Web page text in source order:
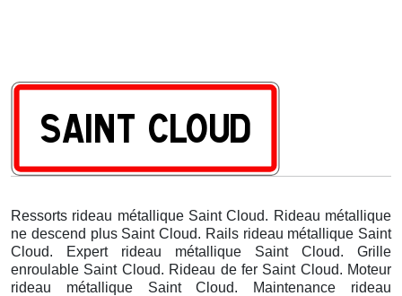
Ressorts rideau métallique Saint Cloud. Rideau métallique
ne descend plus Saint Cloud. Rails rideau métallique Saint
Cloud. Expert rideau métallique Saint Cloud. Grille
enroulable Saint Cloud. Rideau de fer Saint Cloud. Moteur
rideau métallique Saint Cloud. Maintenance rideau